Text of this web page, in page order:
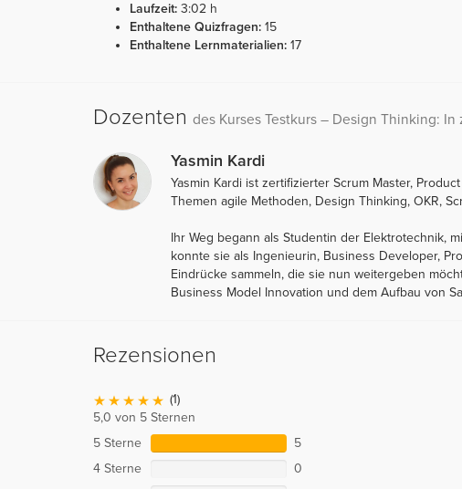
Laufzeit: 3:02 h
Enthaltene Quizfragen: 15
Enthaltene Lernmaterialien: 17
Dozenten des Kurses Testkurs – Design Thinking:
Yasmin Kardi
Yasmin Kardi ist zertifizierter Scrum Master,
Themen agile Methoden, Design Thinking, OKR,
Ihr Weg begann als Studentin der Elektrotechnik,
konnte sie als Ingenieurin, Business Developer,
Eindrücke sammeln, die sie nun weitergeben
Business Model Innovation und dem Aufbau von
Rezensionen
(1)
5,0 von 5 Sternen
5 Sterne
5
4 Sterne
0